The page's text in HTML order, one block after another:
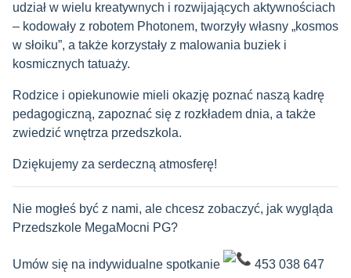
udział w wielu kreatywnych i rozwijających aktywnościach
– kodowały z robotem Photonem, tworzyły własny „kosmos
w słoiku”, a także korzystały z malowania buziek i
kosmicznych tatuaży.
Rodzice i opiekunowie mieli okazję poznać naszą kadrę
pedagogiczną, zapoznać się z rozkładem dnia, a także
zwiedzić wnętrza przedszkola.
Dziękujemy za serdeczną atmosferę!
Nie mogłeś być z nami, ale chcesz zobaczyć, jak wygląda
Przedszkole MegaMocni PG?
Umów się na indywidualne spotkanie 453 038 647